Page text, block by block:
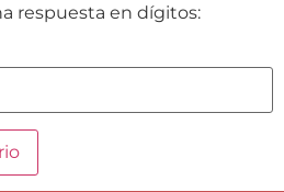
respuesta en dígitos: